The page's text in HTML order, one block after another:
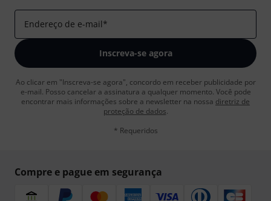
Endereço de e-mail*
Inscreva-se agora
Ao clicar em "Inscreva-se agora", concordo em receber publicidade por
e-mail. Posso cancelar a assinatura a qualquer momento. Você pode
encontrar mais informações sobre a newsletter na nossa diretriz de
proteção de dados.
* Requeridos
Compre e pague em segurança